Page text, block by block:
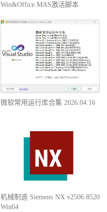
Win&Office MAS激活脚本
微软常用运行库合集 2026.04.16
机械制造 Siemens NX v2506.8520
Win64